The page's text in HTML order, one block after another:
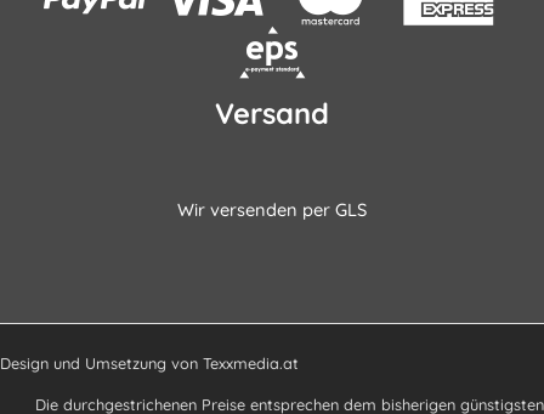
Versand
Wir versenden per GLS
Design und Umsetzung von Texxmedia.at
Die durchgestrichenen Preise entsprechen dem bisherigen günstigsten